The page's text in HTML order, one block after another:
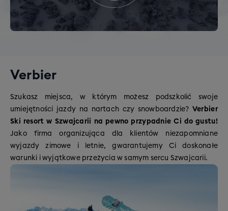
Verbier
Szukasz miejsca, w którym możesz podszkolić swoje
umiejętności jazdy na nartach czy snowboardzie? Verbier
Ski resort w Szwajcarii na pewno przypadnie Ci do gustu!
Jako firma organizująca dla klientów niezapomniane
wyjazdy zimowe i letnie, gwarantujemy Ci doskonałe
warunki i wyjątkowe przeżycia w samym sercu Szwajcarii.